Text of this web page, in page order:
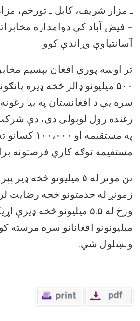
ـ مزار شریف، کابل ـ تورخم،
– فیض آباد کې دوامداره
آسانتیاوې وړاندې کوو.
تر اوسه پورې افغان بېسیم
۵۰۰ میلیونو ډالر څخه ډيره
سره یې د افغانستان په بیا
په مستقیمه او
مستقیمه توګه کاري فرصتونه
نن مونږ له ۵ میلیونو څخه
زمونږ له خدمتونو څخه رضایت
ورځ له ۵.۵ میلیونو څخه ډيرې اړیکې
میلیونونو افغانانو سره
ونښلول شي.